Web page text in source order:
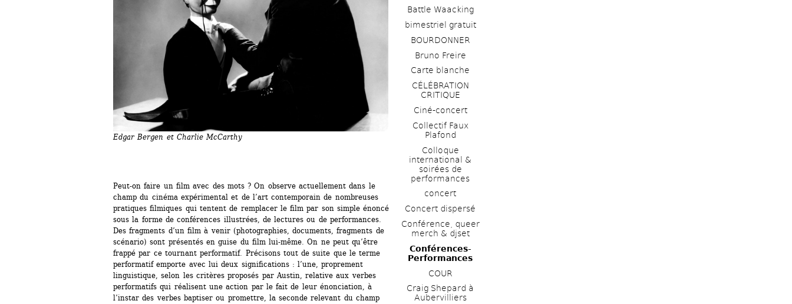
Edgar Bergen et Charlie McCarthy
Peut-on faire un film avec des mots ? On observe actuellement dans le
champ du cinéma expérimental et de l’art contemporain de nombreuses
pratiques filmiques qui tentent de remplacer le film par son simple énoncé
sous la forme de conférences illustrées, de lectures ou de performances.
Des fragments d’un film à venir (photographies, documents, fragments de
scénario) sont présentés en guise du film lui-même. On ne peut qu’être
frappé par ce tournant performatif. Précisons tout de suite que le terme
performatif emporte avec lui deux significations : l’une, proprement
linguistique, selon les critères proposés par Austin, relative aux verbes
performatifs qui réalisent une action par le fait de leur énonciation, à
l’instar des verbes baptiser ou promettre, la seconde relevant du champ
Battle Waacking
bimestriel gratuit
BOURDONNER
Bruno Freire
Carte blanche
CÉLÉBRATION
CRITIQUE
Ciné-concert
Collectif Faux
Plafond
Colloque
international &
soirées de
performances
concert
Concert dispersé
Conférence, queer
merch & djset
Conférences-
Performances
COUR
Craig Shepard à
Aubervilliers